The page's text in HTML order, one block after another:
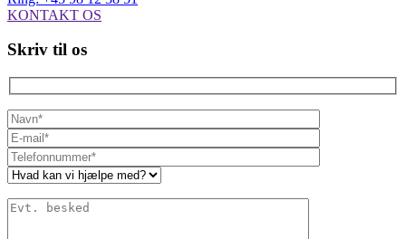
KONTAKT OS
Skriv til os